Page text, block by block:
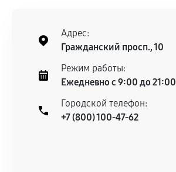
Адрес:
Гражданский просп., 10
Режим работы:
Ежедневно с 9:00 до 21:00
Городской телефон:
+7 (800) 100-47-62